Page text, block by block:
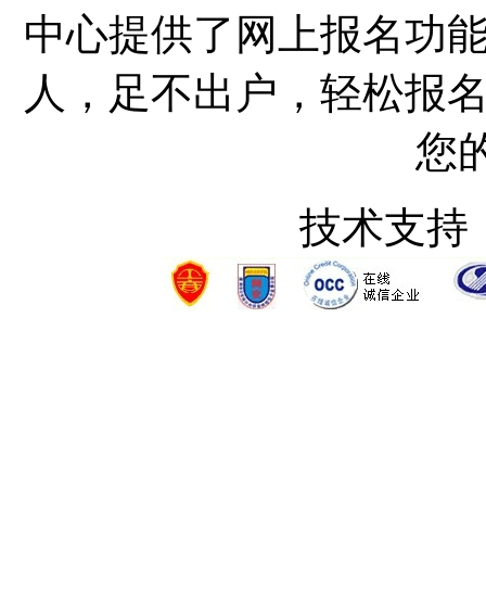
中心提供了网上报名功
人，足不出户，轻松报
您
技术支持